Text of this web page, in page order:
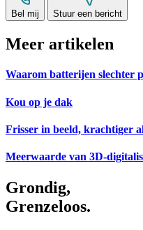
Bel mij Stuur een bericht
Meer artikelen
Waarom batterijen slechter
Kou op je dak
Frisser in beeld, krachtiger
Meerwaarde van 3D-
Grondig,
Grenzeloos.